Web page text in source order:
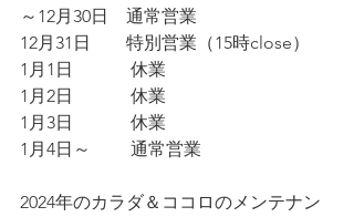
～12月30日　通常営業
12月31日　　特別営業（15時close）
1月1日　　 　休業
1月2日　　 　休業
1月3日　　 　休業
1月4日～　　 通常営業
2024年のカラダ＆ココロのメンテナン